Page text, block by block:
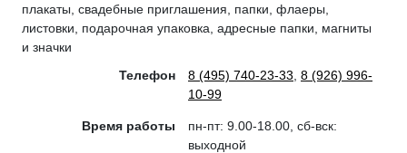
плакаты, свадебные приглашения, папки, флаеры,
листовки, подарочная упаковка, адресные папки, магниты
и значки
Телефон
8 (495) 740-23-33 8 (926) 996-
10-99
Время работы
пн-пт: 9.00-18.00, сб-вск:
выходной